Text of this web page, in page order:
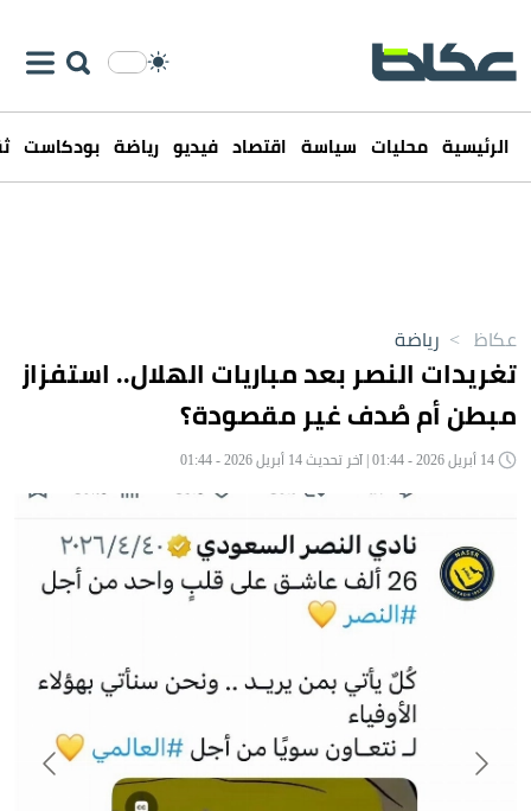
الرئيسية محليات سياسة اقتصاد فيديو رياضة بودكاست
عكاظ > رياضة
تغريدات النصر بعد مباريات الهلال.. استفزاز
مبطن أم صُدف غير مقصودة؟